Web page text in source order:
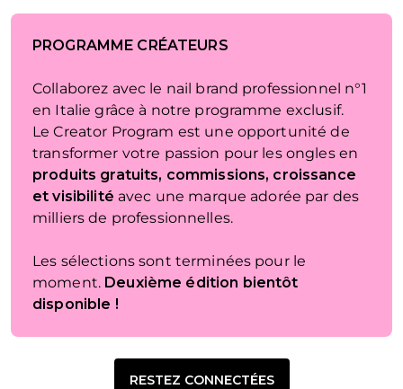
PROGRAMME CRÉATEURS
Collaborez avec le nail brand professionnel n°1
en Italie grâce à notre programme exclusif.
Le Creator Program est une opportunité de
transformer votre passion pour les ongles en
produits gratuits, commissions, croissance
et visibilité avec une marque adorée par des
milliers de professionnelles.
Les sélections sont terminées pour le
moment. Deuxième édition bientôt
disponible !
RESTEZ CONNECTÉES